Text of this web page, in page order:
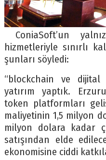
ConiaSoft’un
hizmetleriyle sınırlı
şunları söyledi:
“blockchain ve
yatırım yaptık.
token platformları
maliyetinin 1,5 milyon
milyon dolara kadar
satışından elde
ekonomisine ciddi